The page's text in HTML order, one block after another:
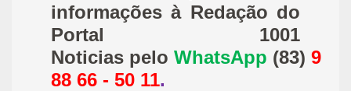
informações à Redação do
Portal 1001
Noticias pelo WhatsApp (83) 9
88 66 - 50 11.